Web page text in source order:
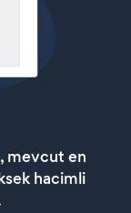
mevcut en
hacimli